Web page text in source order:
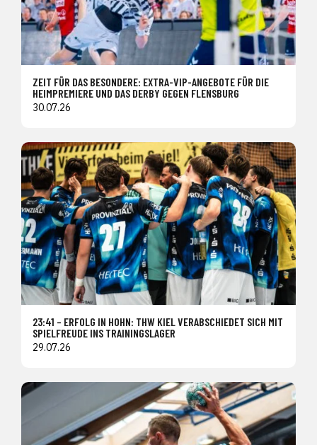
ZEIT FÜR DAS BESONDERE: EXTRA-VIP-ANGEBOTE FÜR DIE
HEIMPREMIERE UND DAS DERBY GEGEN FLENSBURG
30.07.26
23:41 – ERFOLG IN HOHN: THW KIEL VERABSCHIEDET SICH MIT
SPIELFREUDE INS TRAININGSLAGER
29.07.26